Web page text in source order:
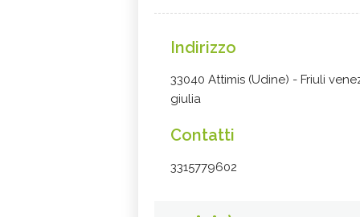
Indirizzo
33040 Attimis (Udine) - Friuli
giulia
Contatti
3315779602